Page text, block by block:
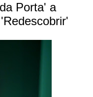
Porta' a